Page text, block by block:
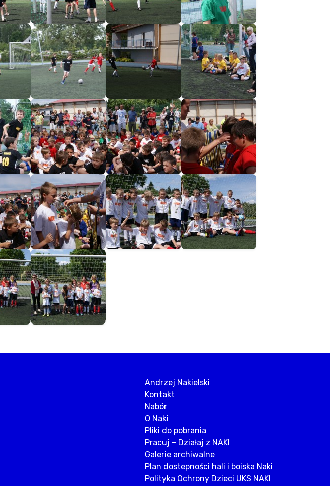
Andrzej Nakielski
Kontakt
Nabór
O Naki
Pliki do pobrania
Pracuj – Działaj z NAKI
Galerie archiwalne
Plan dostepności hali i boiska Naki
Polityka Ochrony Dzieci UKS NAKI